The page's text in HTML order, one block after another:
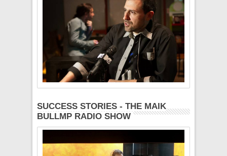
SUCCESS STORIES - THE MAIK
BULLMP RADIO SHOW